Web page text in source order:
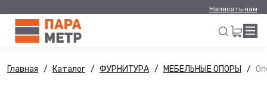
Написать нам
Искать
Главная Каталог ФУРНИТУРА МЕБЕЛЬНЫЕ ОПОРЫ